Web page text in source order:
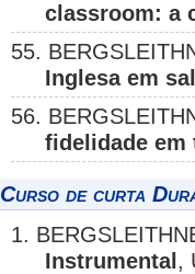
classroom: a
55.
Inglesa em
56.
fidelidade em
Curso de curta
1.
Instrumental ,